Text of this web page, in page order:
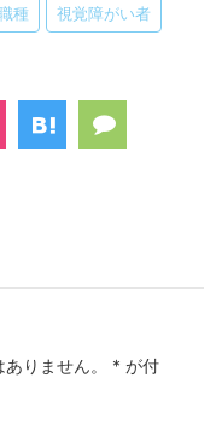
種 視覚障がい者
りません。 * が付